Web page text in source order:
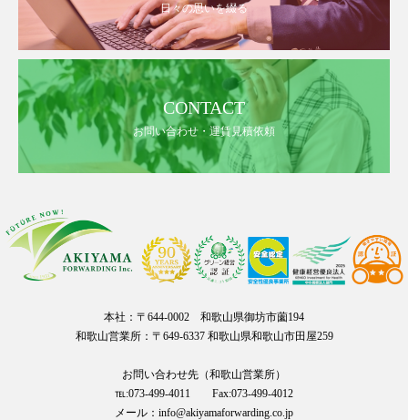
日々の思いを綴る
CONTACT
お問い合わせ・運賃見積依頼
本社：〒644-0002 和歌山県御坊市薗194
和歌山営業所：〒649-6337 和歌山県和歌山市田屋259
お問い合わせ先（和歌山営業所）
℡:073-499-4011 Fax:073-499-4012
メール：info@akiyamaforwarding.co.jp